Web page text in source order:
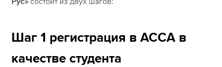
Шаг 1 регистрация в АССА в
качестве студента